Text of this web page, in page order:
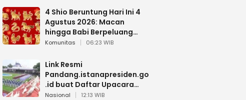
4 Shio Beruntung Hari Ini 4
Agustus 2026: Macan
hingga Babi Berpeluang
Dapat Kabar Baik
Komunitas 06:23 WIB
Link Resmi
Pandang.istanapresiden.go
.id buat Daftar Upacara
Bendera HUT RI di Istana
Nasional 12:13 WIB